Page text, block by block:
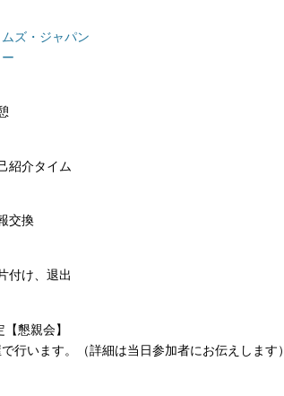
ズ・ジャパン
紹介タイム
交換
付け、退出
懇親会】
行います。（詳細は当日参加者にお伝えします）